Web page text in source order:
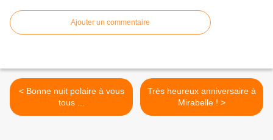
Ajouter un commentaire
< Bonne nuit polaire à vous
tous ...
Très heureux anniversaire à
Mirabelle ! >